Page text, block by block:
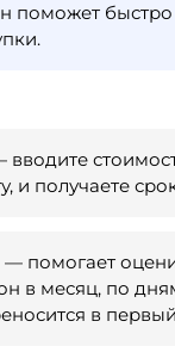
поможет
вводите
и получаете
— помогает
в месяц, по
в